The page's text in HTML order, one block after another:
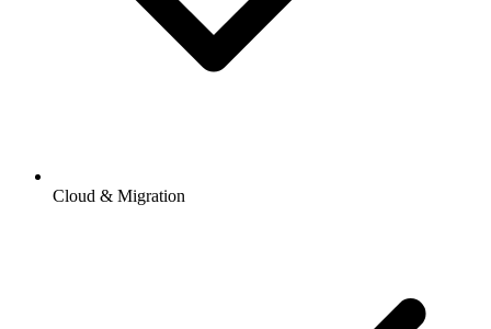
Cloud & Migration